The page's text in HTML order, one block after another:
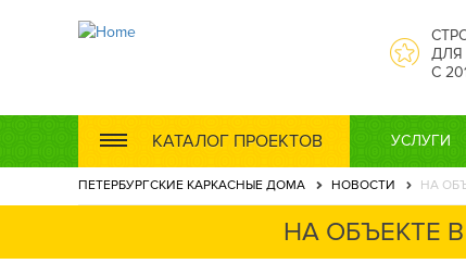
ДЛЯ
С
КАТАЛОГ ПРОЕКТОВ УСЛУГИ
ПЕТЕРБУРГСКИЕ КАРКАСНЫЕ ДОМА НОВОСТИ НА
НА ОБЪЕКТЕ